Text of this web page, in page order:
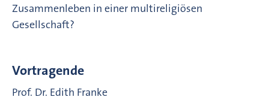
Zusammenleben in einer multireligiösen
Gesellschaft?
Vortragende
Prof. Dr. Edith Franke